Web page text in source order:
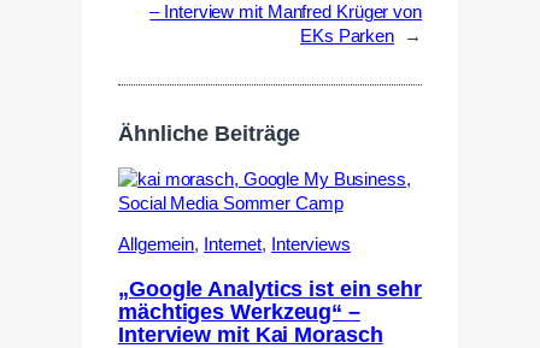
– Interview mit Manfred Krüger von
EKs Parken
→
Ähnliche Beiträge
Allgemein, Internet, Interviews
„Google Analytics ist ein sehr
mächtiges Werkzeug“ –
Interview mit Kai Morasch